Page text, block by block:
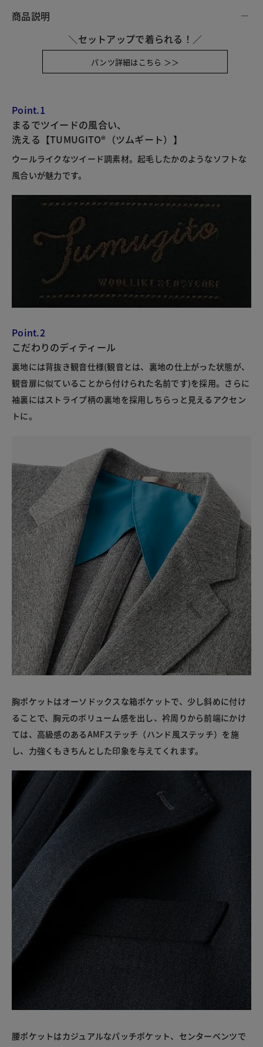
商品説明
＼セットアップで着られる！／
パンツ詳細はこちら ＞＞
Point.1
まるでツイードの風合い、
洗える【TUMUGITO®（ツムギート）】
ウールライクなツイード調素材。起毛したかのようなソフトな
風合いが魅力です。
Point.2
こだわりのディティール
裏地には背抜き観音仕様(観音とは、裏地の仕上がった状態が、
観音扉に似ていることから付けられた名前です)を採用。さらに
袖裏にはストライプ柄の裏地を採用しちらっと見えるアクセン
トに。
胸ポケットはオーソドックスな箱ポケットで、少し斜めに付け
ることで、胸元のボリューム感を出し、衿周りから前端にかけ
ては、高級感のあるAMFステッチ（ハンド風ステッチ）を施
し、力強くもきちんとした印象を与えてくれます。
腰ポケットはカジュアルなパッチポケット、センターベンツで